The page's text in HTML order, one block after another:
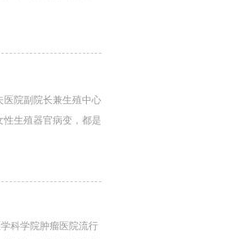
医院副院长兼生殖中心
生殖器官病变，都是
科学院肿瘤医院流行